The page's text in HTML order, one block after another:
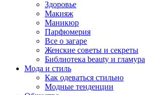
Здоровье
Макияж
Маникюр
Парфюмерия
Все о загаре
Женские советы и секреты
Библиотека beauty и гламура
Мода и стиль
Как одеваться стильно
Модные тенденции